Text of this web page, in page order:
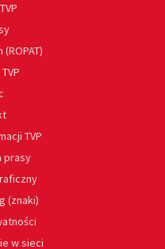
TVP
prasy
(znaki)
w sieci